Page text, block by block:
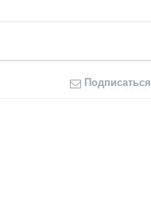
Подписаться